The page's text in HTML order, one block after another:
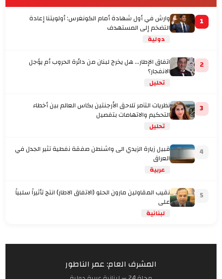
1 وارش في أول شهادة أمام الكونغرس: أولويتنا إعادة
التضخم إلى المستهدف
دولية
2 اتفاق الإطار... هل يخرج لبنان من دائرة الحروب أم يؤجل
الانفجار؟
تحليل
3 نظريات التآمر تلاحق الأرجنتين بكاس العالم بين أخطاء
التحكيم والاتهامات بتفصيل
تحليل
4 قبيل زيارة الزيدي الى واشنطن صفقة نفطية تثير الجدل في
العراق
عربية
5 نقيب المقاولين مارون الحلو (الاتفاق الاطار) انتج تأثيراً سلبياً
على
لبنانية
المشرف العام: عمر الناطور